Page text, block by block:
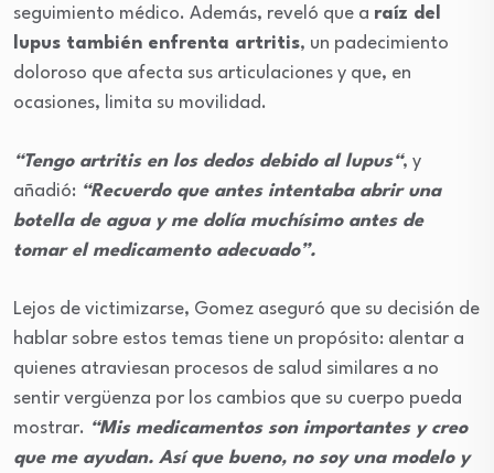
seguimiento médico. Además, reveló que a raíz del
lupus también enfrenta artritis, un padecimiento
doloroso que afecta sus articulaciones y que, en
ocasiones, limita su movilidad.
“Tengo artritis en los dedos debido al lupus“, y
añadió: “Recuerdo que antes intentaba abrir una
botella de agua y me dolía muchísimo antes de
tomar el medicamento adecuado”.
Lejos de victimizarse, Gomez aseguró que su decisión de
hablar sobre estos temas tiene un propósito: alentar a
quienes atraviesan procesos de salud similares a no
sentir vergüenza por los cambios que su cuerpo pueda
mostrar. “Mis medicamentos son importantes y creo
que me ayudan. Así que bueno, no soy una modelo y